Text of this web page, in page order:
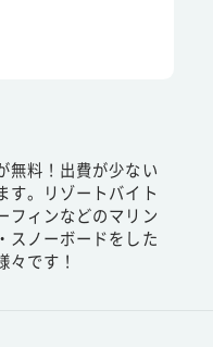
無料！出費が少ない
す。リゾートバイト
フィンなどのマリン
スノーボードをした
々です！